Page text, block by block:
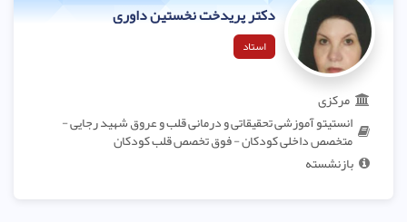
دکتر پریدخت نخستین داوری
استاد
مرکزی
انستیتو آموزشی تحقیقاتی و درمانی قلب و عروق شهید رجایی -
متخصص داخلی کودکان - فوق تخصص قلب کودکان
بازنشسته